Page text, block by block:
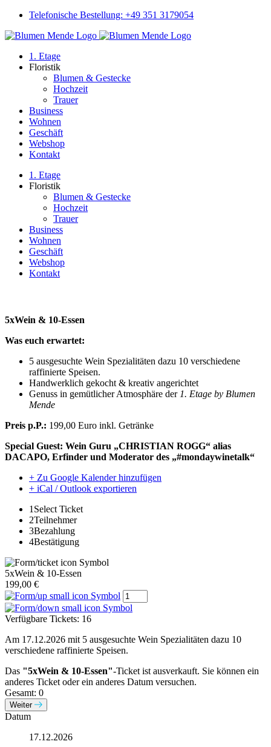
Skip
content
Telefonische Bestellung: +49 351 3179054
Instagram
1. Etage
Floristik
Blumen & Gestecke
Hochzeit
Trauer
Business
Wohnen
Geschäft
Webshop
Kontakt
1. Etage
Floristik
Blumen & Gestecke
Hochzeit
Trauer
Business
Wohnen
Geschäft
Webshop
Kontakt
5xWein & 10-Essen
Was euch erwartet:
5 ausgesuchte Wein Spezialitäten dazu 10 verschiedene
raffinierte Speisen.
Handwerklich gekocht & kreativ angerichtet
Genuss in gemütlicher Atmosphäre der1. Etage by Blumen
Mende
Preis p.P.: 199,00 Euro inkl. Getränke
Special Guest: Wein Guru „CHRISTIAN ROGG“ alias
DACAPO, Erfinder und Moderator des „#mondaywinetalk“
+ Zu Google Kalender hinzufügen
+ iCal / Outlook exportieren
1Select Ticket
2Teilnehmer
3Bezahlung
4Bestätigung
5xWein & 10-Essen
199,00 €
Verfügbare Tickets: 16
Am 17.12.2026 mit 5 ausgesuchte Wein Spezialitäten dazu 10
verschiedene raffinierte Speisen.
Das "5xWein & 10-Essen"-Ticket ist ausverkauft. Sie können ein
anderes Ticket oder ein anderes Datum versuchen.
Gesamt: 0
Weiter
Datum
17.12.2026